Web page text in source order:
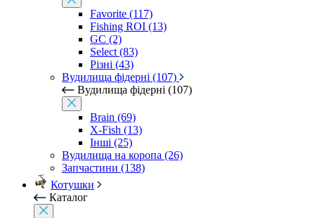
Favorite (117)
Fishing ROI (13)
GC (2)
Select (83)
Різні (43)
Вудилища фідерні (107)
Вудилища фідерні (107)
Brain (69)
X-Fish (13)
Інші (25)
Вудилища на коропа (26)
Запчастини (138)
Котушки
Каталог